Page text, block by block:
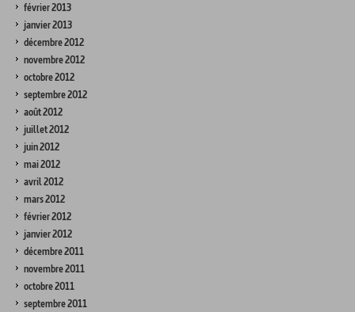
février 2013
janvier 2013
décembre 2012
novembre 2012
octobre 2012
septembre 2012
août 2012
juillet 2012
juin 2012
mai 2012
avril 2012
mars 2012
février 2012
janvier 2012
décembre 2011
novembre 2011
octobre 2011
septembre 2011